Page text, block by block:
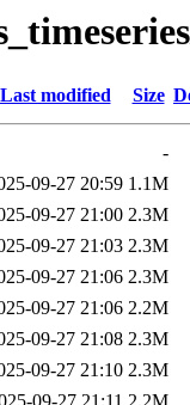
Last modified Size
-
09-27 20:59 1.1M
09-27 21:00 2.3M
09-27 21:03 2.3M
09-27 21:06 2.3M
09-27 21:06 2.2M
09-27 21:08 2.3M
09-27 21:10 2.3M